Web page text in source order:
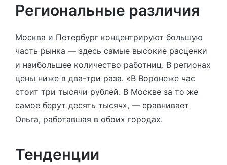
Региональные различия
Москва и Петербург концентрируют большую
часть рынка — здесь самые высокие расценки
и наибольшее количество работниц. В регионах
цены ниже в два-три раза. «В Воронеже час
стоит три тысячи рублей. В Москве за то же
самое берут десять тысяч», — сравнивает
Ольга, работавшая в обоих городах.
Тенденции